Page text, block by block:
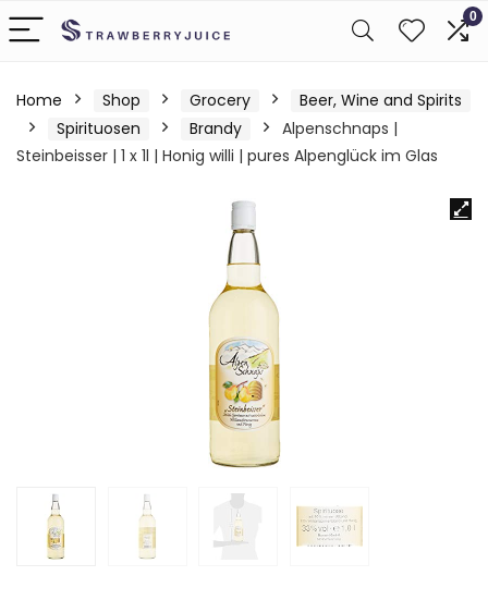
0
Home Shop Grocery
Beer, Wine and Spirits
Spirituosen
Brandy
Alpenschnaps |
Steinbeisser | 1 x 1l | Honig willi | pures Alpenglück im Glas